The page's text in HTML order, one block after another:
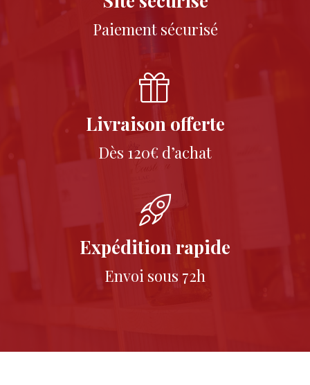
Paiement sécurisé
Livraison offerte
Dès 120€ d’achat
Expédition rapide
Envoi sous 72h